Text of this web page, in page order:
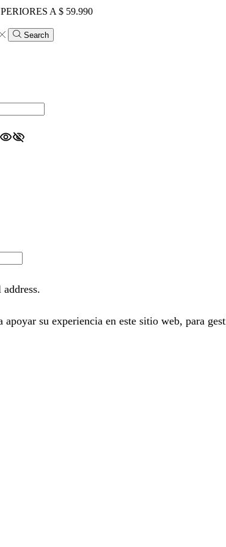
A $ 59.990
Search
apoyar su experiencia en este sitio web, para